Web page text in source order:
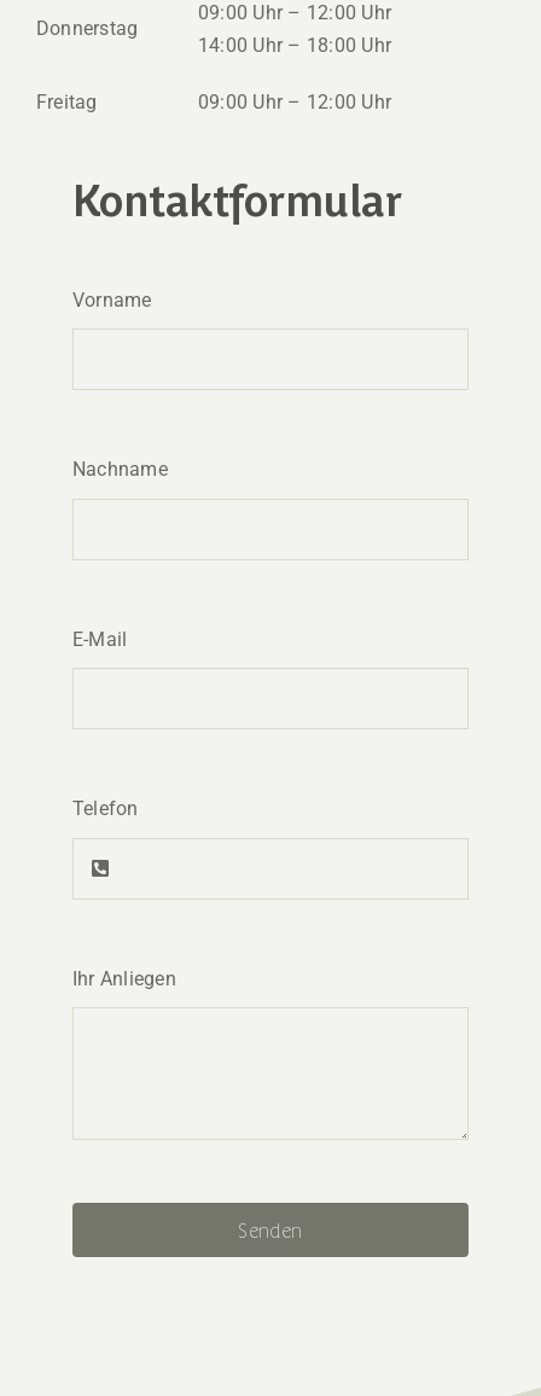
Donnerstag
09:00 Uhr – 12:00 Uhr
14:00 Uhr – 18:00 Uhr
Freitag 09:00 Uhr – 12:00 Uhr
Kontaktformular
Vorname
Nachname
E-Mail
Telefon
Ihr Anliegen
Senden